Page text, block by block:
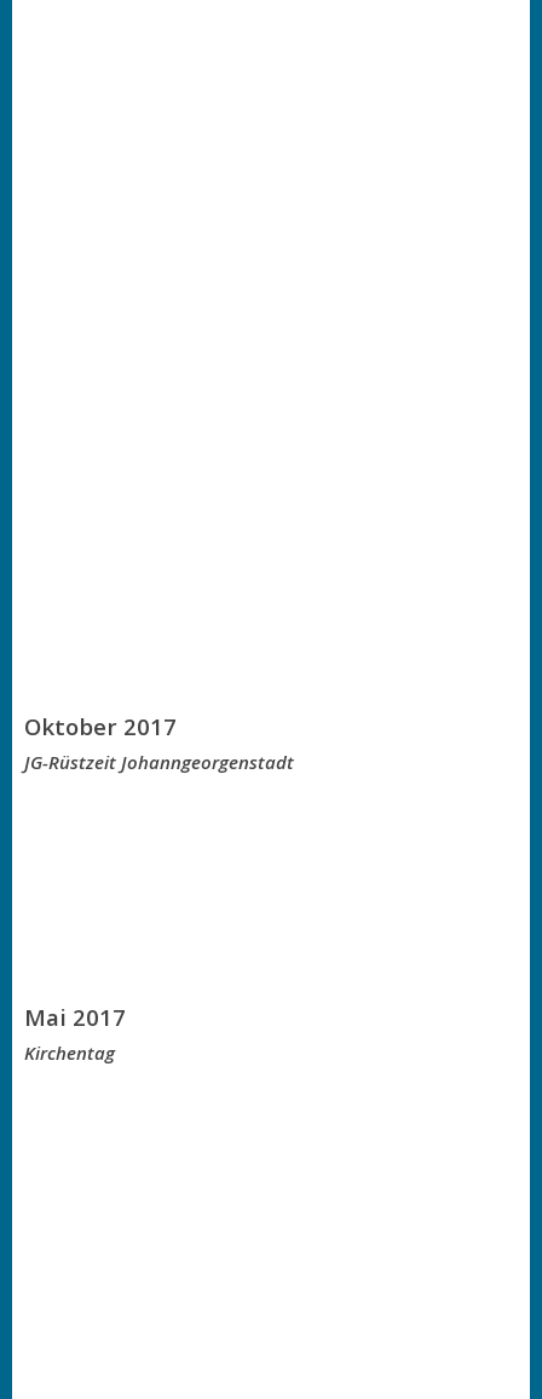
Oktober 2017
JG-Rüstzeit Johanngeorgenstadt
Mai 2017
Kirchentag